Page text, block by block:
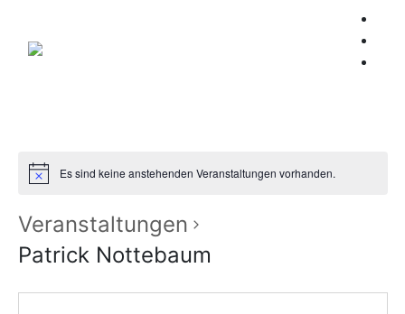
Es sind keine anstehenden Veranstaltungen vorhanden.
Veranstaltungen
Patrick Nottebaum